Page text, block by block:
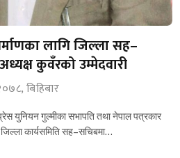
लागि जिल्ला सह–
कुवँरको उम्मेदवारी
बिहिबार
युनियन गुल्मीका सभापति तथा नेपाल पत्रकार
कार्यसमिति सह–सचिबमा…